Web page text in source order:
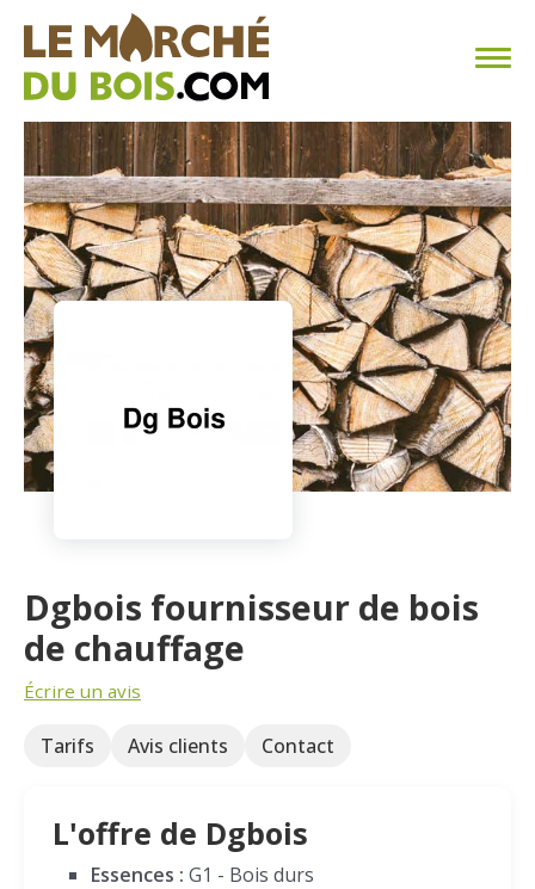
CHAUFFAGE AU BOIS
FAQ
CALCULER SA CONSOMMATION
TROUVER SON FOURNISSEUR
BLOG
ESPACE PRO
Dgbois fournisseur de bois
de chauffage
Écrire un avis
Tarifs Avis clients Contact
L'offre de Dgbois
Essences : G1 - Bois durs